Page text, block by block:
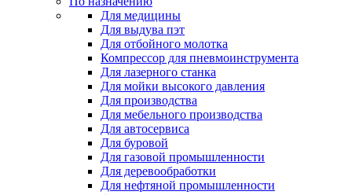
Для медицины
Для выдува пэт
Для отбойного молотка
Компрессор для пневмоинструмента
Для лазерного станка
Для мойки высокого давления
Для производства
Для мебельного производства
Для автосервиса
Для буровой
Для газовой промышленности
Для деревообработки
Для нефтяной промышленности